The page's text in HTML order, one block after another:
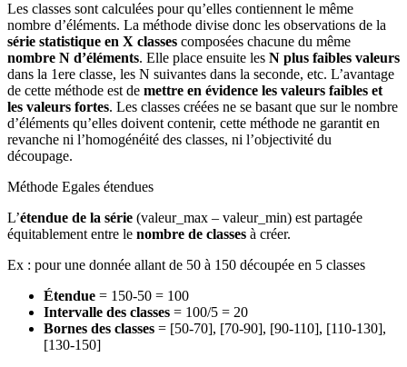
Les classes sont calculées pour qu’elles contiennent le même
nombre d’éléments. La méthode divise donc les observations de la
série statistique en X classes composées chacune du même
nombre N d’éléments. Elle place ensuite les N plus faibles valeurs
dans la 1ere classe, les N suivantes dans la seconde, etc. L’avantage
de cette méthode est de mettre en évidence les valeurs faibles et
les valeurs fortes. Les classes créées ne se basant que sur le nombre
d’éléments qu’elles doivent contenir, cette méthode ne garantit en
revanche ni l’homogénéité des classes, ni l’objectivité du
découpage.
Méthode Egales étendues
L’étendue de la série (valeur_max – valeur_min) est partagée
équitablement entre le nombre de classes à créer.
Ex : pour une donnée allant de 50 à 150 découpée en 5 classes
Étendue = 150-50 = 100
Intervalle des classes = 100/5 = 20
Bornes des classes = [50-70], [70-90], [90-110], [110-130],
[130-150]